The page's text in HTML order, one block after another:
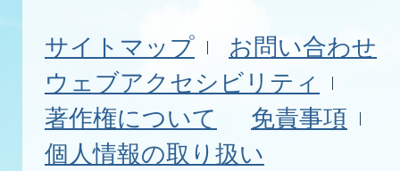
サイトマップ
お問い合わせ
ウェブアクセシビリティ
著作権について
免責事項
個人情報の取り扱い